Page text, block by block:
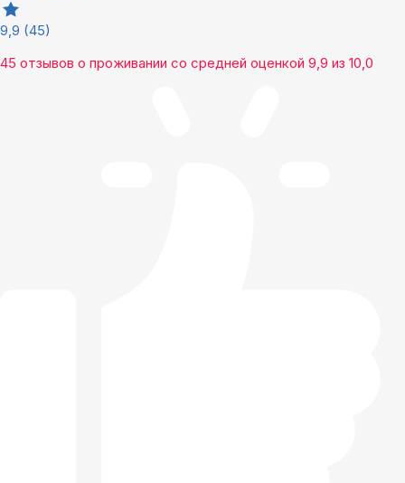
9,9 (45)
45 отзывов о проживании со средней оценкой 9,9 из 10,0